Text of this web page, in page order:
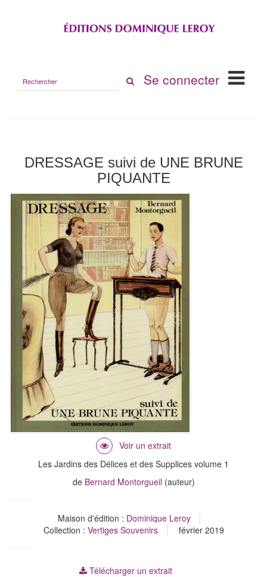
le
Se connecter
DRESSAGE suivi de UNE BRUNE
PIQUANTE
Les Jardins des Délices et des Supplices volume 1
de Bernard Montorgueil(auteur)
Maison d'édition : Dominique Leroy
Collection : Vertiges Souvenirs février 2019
Télécharger un extrait